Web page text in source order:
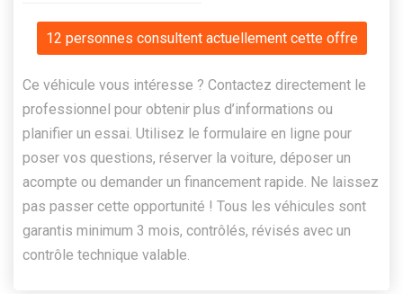
12 personnes consultent actuellement cette offre
Ce véhicule vous intéresse ? Contactez directement le
professionnel pour obtenir plus d’informations ou
planifier un essai. Utilisez le formulaire en ligne pour
poser vos questions, réserver la voiture, déposer un
acompte ou demander un financement rapide. Ne laissez
pas passer cette opportunité ! Tous les véhicules sont
garantis minimum 3 mois, contrôlés, révisés avec un
contrôle technique valable.